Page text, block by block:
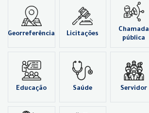
Georreferência Licitações
Chamada
pública
Educação Saúde Servidor